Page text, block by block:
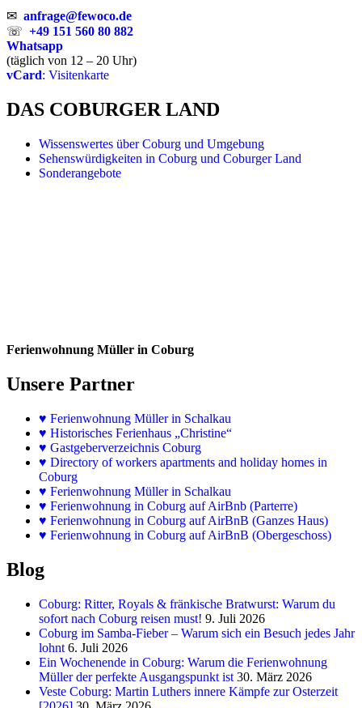
✉ anfrage@fewoco.de
☏ +49 151 560 80 882
Whatsapp
(täglich von 12 – 20 Uhr)
vCard: Visitenkarte
DAS COBURGER LAND
Wissenswertes über Coburg und Umgebung
Sehenswürdigkeiten in Coburg und Coburger Land
Sonderangebote
Ferienwohnung Müller in Coburg
Unsere Partner
♥ Ferienwohnung Müller in Schalkau
♥ Historisches Ferienhaus „Christine“
♥ Gastgeberverzeichnis Coburg
♥ Directory of workers apartments and holiday homes in
Coburg
♥ Ferienwohnung Müller in Schalkau
♥ Ferienwohnung in Coburg auf AirBnb (Parterre)
♥ Ferienwohnung in Coburg auf AirBnB (Ganzes Haus)
♥ Ferienwohnung in Coburg auf AirBnB (Obergeschoss)
Blog
Coburg: Ritter, Royals & fränkische Bratwurst: Warum du
sofort nach Coburg reisen must! 9. Juli 2026
Coburg im Samba-Fieber – Warum sich ein Besuch jedes Jahr
lohnt 6. Juli 2026
Ein Wochenende in Coburg: Warum die Ferienwohnung
Müller der perfekte Ausgangspunkt ist 30. März 2026
Veste Coburg: Martin Luthers innere Kämpfe zur Osterzeit